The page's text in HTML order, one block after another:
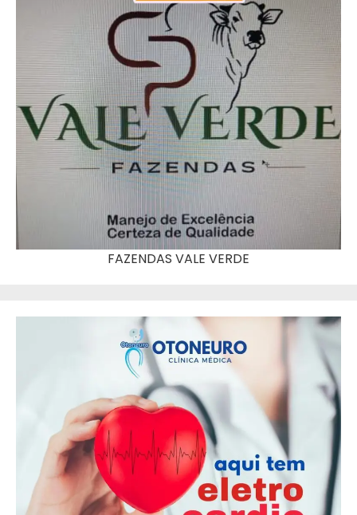
FAZENDAS VALE VERDE